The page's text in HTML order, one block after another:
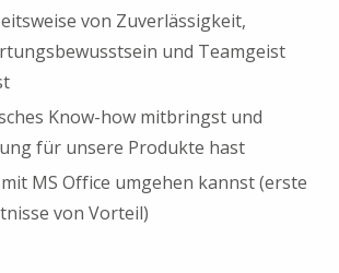
von Zuverlässigkeit,
und Teamgeist
Know-how mitbringst und
für unsere Produkte hast
MS Office umgehen kannst (erste
von Vorteil)